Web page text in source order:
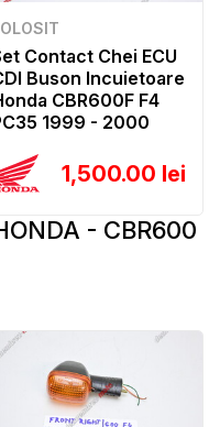
Contact Chei ECU
Buson Incuietoare
CBR600F F4
1999 - 2000
1,500.00 lei
- CBR600